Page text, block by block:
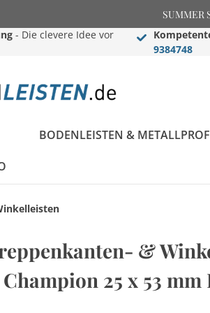
SUMMER
- Die clevere Idee vor
9384748
BODENLEISTEN &
Abschlussprofile
Komplettprogramm
&
25 x 53 mm